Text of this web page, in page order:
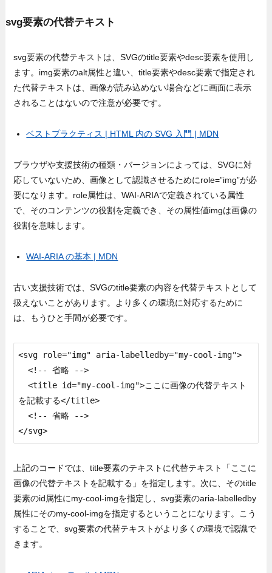
svg要素の代替テキスト
svg要素の代替テキストは、SVGのtitle要素やdesc要素を使用し
ます。img要素のalt属性と違い、title要素やdesc要素で指定され
た代替テキストは、画像が読み込めない場合などに画面に表示
されることはないので注意が必要です。
ベストプラクティス | HTML 内の SVG 入門 | MDN
ブラウザや支援技術の種類・バージョンによっては、SVGに対
応していないため、画像として認識させるためにrole=”img”が必
要になります。role属性は、WAI-ARIAで定義されている属性
で、そのコンテンツの役割を定義でき、その属性値imgは画像の
役割を意味します。
WAI-ARIA の基本 | MDN
古い支援技術では、SVGのtitle要素の内容を代替テキストとして
扱えないことがあります。より多くの環境に対応するために
は、もうひと手間が必要です。
<svg role="img" aria-labelledby="my-cool-img">
  <!-- 省略 -->
  <title id="my-cool-img">ここに画像の代替テキスト
を記載する</title>
  <!-- 省略 -->
</svg>
上記のコードでは、title要素のテキストに代替テキスト「ここに
画像の代替テキストを記載する」を指定します。次に、そのtitle
要素のid属性にmy-cool-imgを指定し、svg要素のaria-labelledby
属性にそのmy-cool-imgを指定するということになります。こう
することで、svg要素の代替テキストがより多くの環境で認識で
きます。